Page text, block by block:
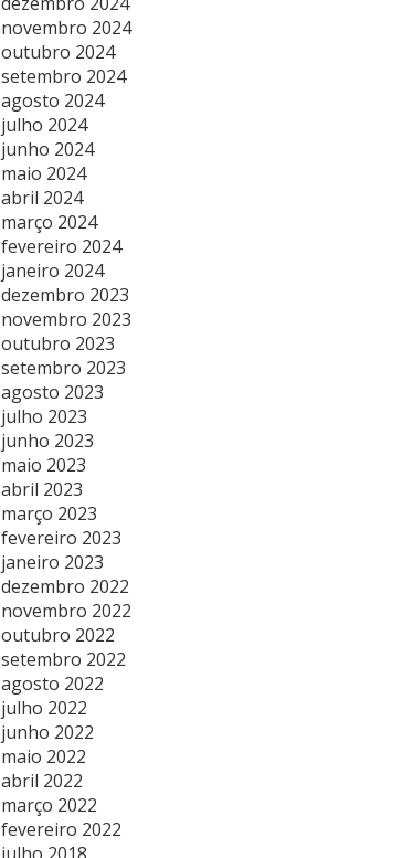
novembro 2024
outubro 2024
setembro 2024
agosto 2024
julho 2024
junho 2024
maio 2024
abril 2024
março 2024
fevereiro 2024
janeiro 2024
dezembro 2023
novembro 2023
outubro 2023
setembro 2023
agosto 2023
julho 2023
junho 2023
maio 2023
abril 2023
março 2023
fevereiro 2023
janeiro 2023
dezembro 2022
novembro 2022
outubro 2022
setembro 2022
agosto 2022
julho 2022
junho 2022
maio 2022
abril 2022
março 2022
fevereiro 2022